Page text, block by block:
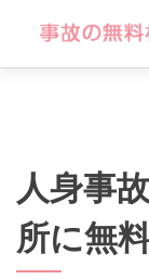
人身事
所に無